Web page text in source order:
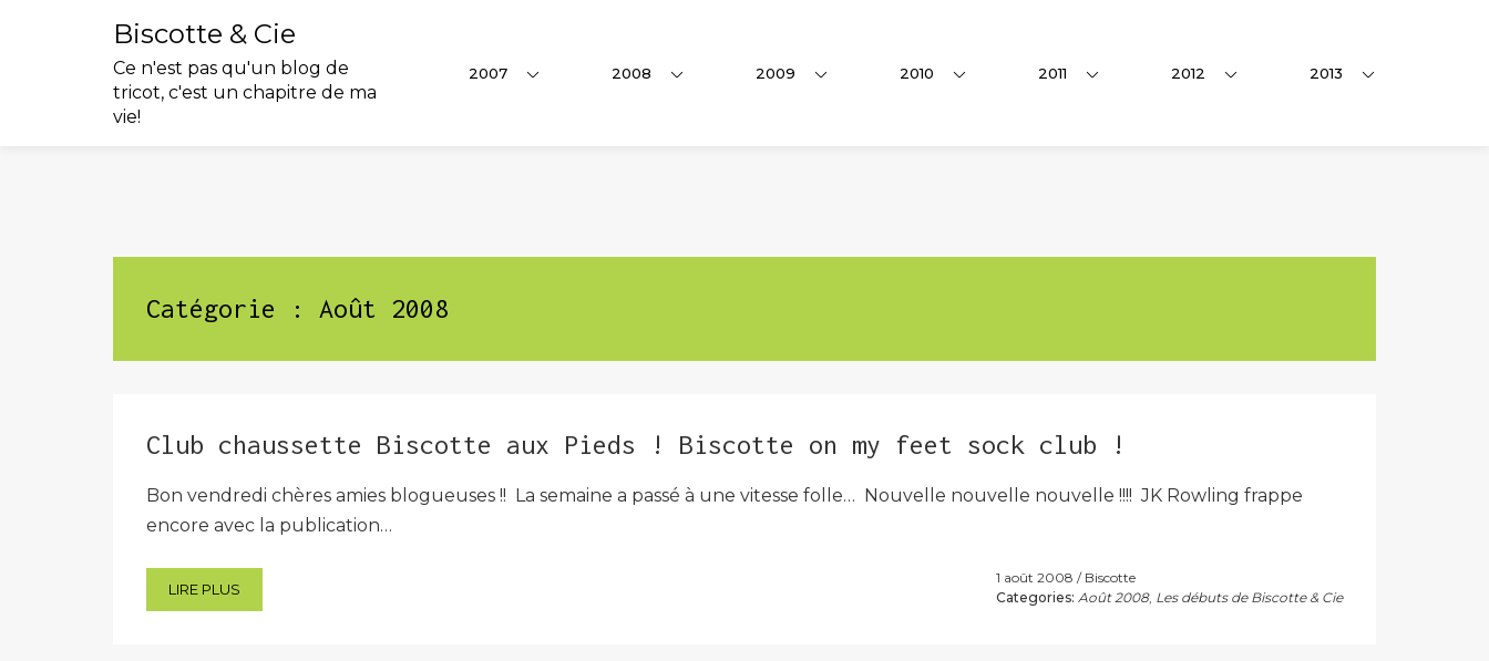
Biscotte & Cie
Ce n'est pas qu'un blog de
tricot, c'est un chapitre de ma
vie!
2007 2008 2009 2010 2011 2012 2013
Catégorie : Août 2008
Club chaussette Biscotte aux Pieds ! Biscotte on my feet sock club !
Bon vendredi chères amies blogueuses !! La semaine a passé à une vitesse folle… Nouvelle nouvelle nouvelle !!!! JK Rowling frappe
encore avec la publication…
LIRE PLUS
1 août 2008
Biscotte
Categories: Août 2008, Les débuts de Biscotte & Cie